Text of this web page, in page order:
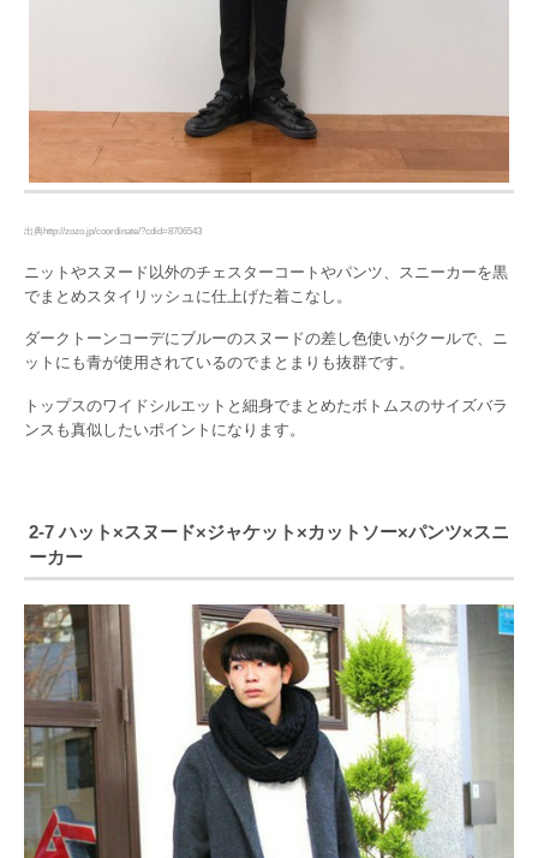
出典http://zozo.jp/coordinate/?cdid=8706543
ニットやスヌード以外のチェスターコートやパンツ、スニーカーを黒
でまとめスタイリッシュに仕上げた着こなし。
ダークトーンコーデにブルーのスヌードの差し色使いがクールで、ニ
ットにも青が使用されているのでまとまりも抜群です。
トップスのワイドシルエットと細身でまとめたボトムスのサイズバラ
ンスも真似したいポイントになります。
2-7 ハット×スヌード×ジャケット×カットソー×パンツ×スニ
ーカー